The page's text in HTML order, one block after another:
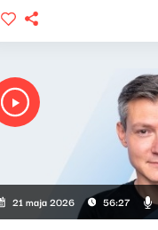
21 maja 2026 56:27